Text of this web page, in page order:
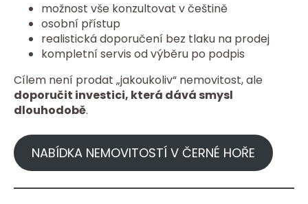
možnost vše konzultovat v češtině
osobní přístup
realistická doporučení bez tlaku na prodej
kompletní servis od výběru po podpis
Cílem není prodat „jakoukoliv“ nemovitost, ale
doporučit investici, která dává smysl
dlouhodobě.
NABÍDKA NEMOVITOSTÍ V ČERNÉ HOŘE